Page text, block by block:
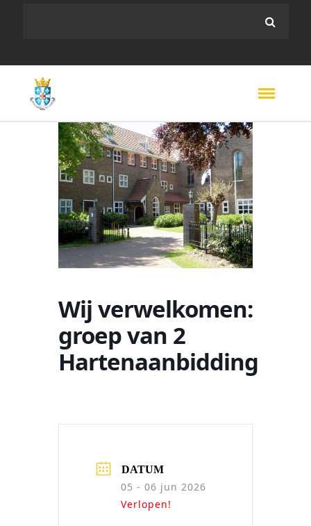
Wij verwelkomen:
groep van 2
Hartenaanbidding
DATUM
05 - 06 jun 2026
Verlopen!